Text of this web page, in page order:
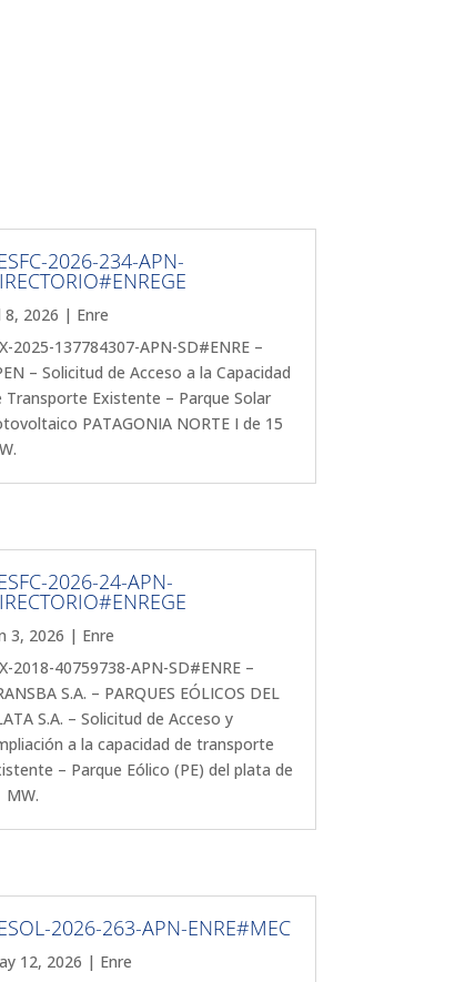
2026-234-APN-
8, 2026 | Enre
2025-137784307-APN-SD#ENRE –
– Solicitud de Acceso a la Capacidad
Transporte Existente – Parque Solar
PATAGONIA NORTE I de 15
2026-24-APN-
3, 2026 | Enre
2018-40759738-APN-SD#ENRE –
S.A. – PARQUES EÓLICOS DEL
S.A. – Solicitud de Acceso y
a la capacidad de transporte
– Parque Eólico (PE) del plata de
MW.
2026-263-APN-ENRE#MEC
12, 2026 | Enre